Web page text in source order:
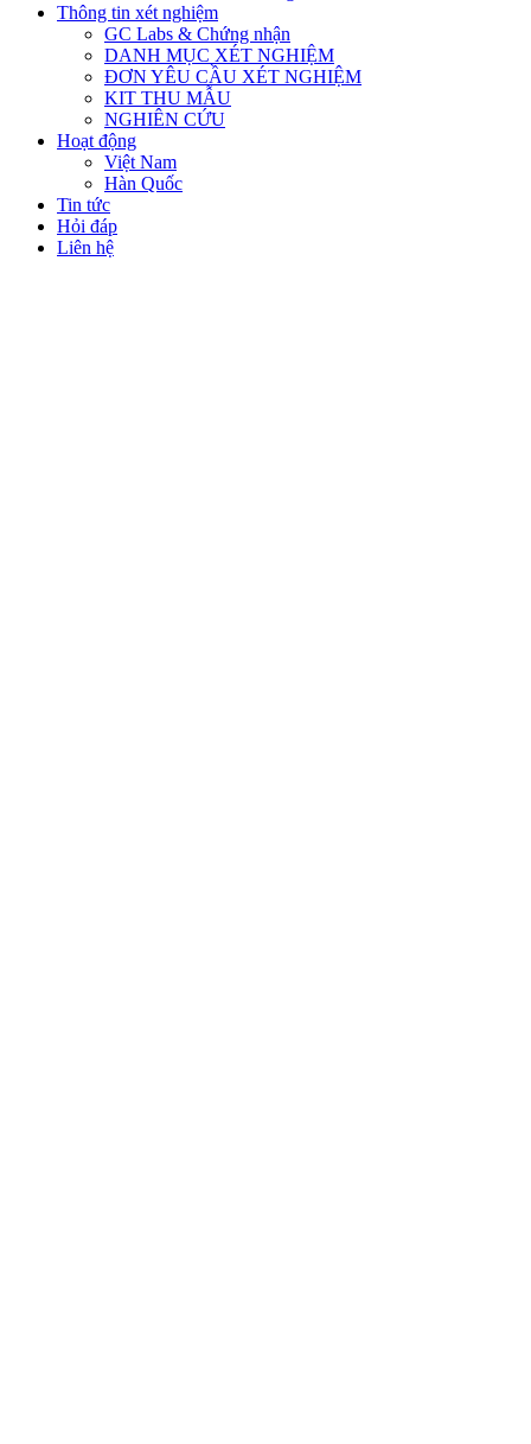
Thông tin xét nghiệm
GC Labs & Chứng nhận
DANH MỤC XÉT NGHIỆM
ĐƠN YÊU CẦU XÉT NGHIỆM
KIT THU MẪU
NGHIÊN CỨU
Hoạt động
Việt Nam
Hàn Quốc
Tin tức
Hỏi đáp
Liên hệ